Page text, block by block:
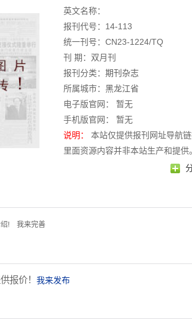
英文名称：
报刊代号：14-113
统一刊号：CN23-1224/TQ
刊 期：双月刊
报刊分类： 期刊杂志
所属城市： 黑龙江省
电子版官网： 暂无
手机版官网： 暂无
说明：
本站仅提供报刊网址导航
里面资源内容并非本站生产和提供。
绍! 我来完善
报价！ 我来发布